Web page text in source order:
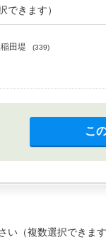
できます）
田堤 (339)
こ
い（複数選択できま